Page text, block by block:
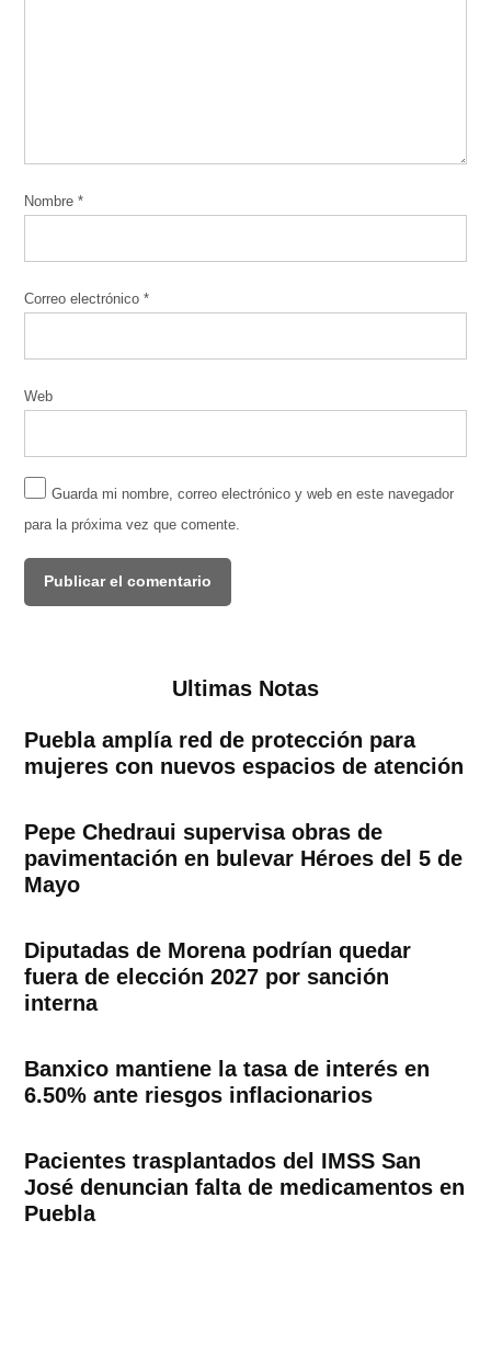
Nombre*
Correo electrónico*
Web
Guarda mi nombre, correo electrónico y web en este navegador
para la próxima vez que comente.
Ultimas Notas
Puebla amplía red de protección para
mujeres con nuevos espacios de atención
Pepe Chedraui supervisa obras de
pavimentación en bulevar Héroes del 5 de
Mayo
Diputadas de Morena podrían quedar
fuera de elección 2027 por sanción
interna
Banxico mantiene la tasa de interés en
6.50% ante riesgos inflacionarios
Pacientes trasplantados del IMSS San
José denuncian falta de medicamentos en
Puebla